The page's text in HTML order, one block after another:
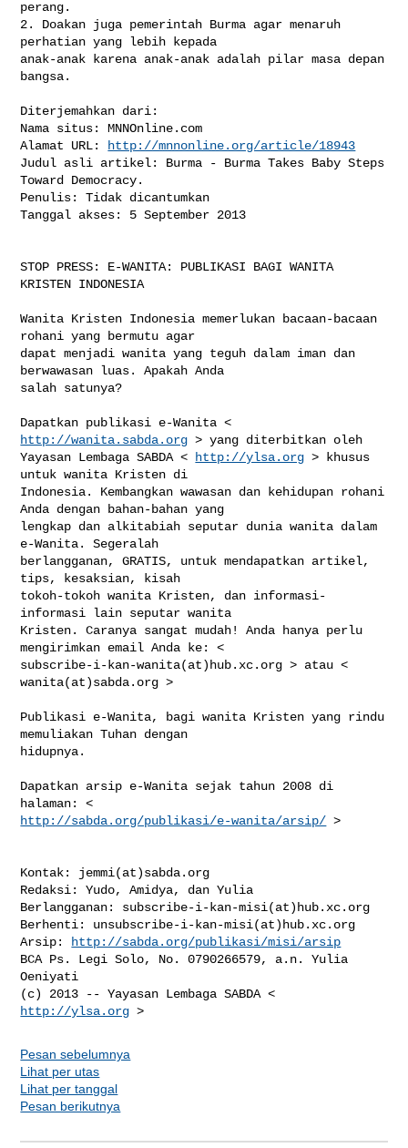
http://mnnonline.org/article/18943
Judul asli artikel: Burma - Burma Takes Baby Steps
Toward Democracy.
Penulis: Tidak dicantumkan
Tanggal akses: 5 September 2013
STOP PRESS: E-WANITA: PUBLIKASI BAGI WANITA
KRISTEN INDONESIA
Wanita Kristen Indonesia memerlukan bacaan-bacaan
rohani yang bermutu agar
dapat menjadi wanita yang teguh dalam iman dan
berwawasan luas. Apakah Anda
salah satunya?
http://wanita.sabda.org > yang diterbitkan oleh
Yayasan Lembaga SABDA <
http://ylsa.org > khusus
untuk wanita Kristen di
Indonesia. Kembangkan wawasan dan kehidupan rohani
Anda dengan bahan-bahan yang
lengkap dan alkitabiah seputar dunia wanita dalam
e-Wanita. Segeralah
berlangganan, GRATIS, untuk mendapatkan artikel,
tips, kesaksian, kisah
tokoh-tokoh wanita Kristen, dan informasi-
informasi lain seputar wanita
Kristen. Caranya sangat mudah! Anda hanya perlu
mengirimkan email Anda ke: <
subscribe-i-kan-wanita(at)hub.xc.org > atau <
wanita(at)sabda.org >
Publikasi e-Wanita, bagi wanita Kristen yang rindu
memuliakan Tuhan dengan
hidupnya.
Dapatkan arsip e-Wanita sejak tahun 2008 di
http://sabda.org/publikasi/e-wanita/arsip/ >
Kontak: jemmi(at)sabda.org
Redaksi: Yudo, Amidya, dan Yulia
Berlangganan: subscribe-i-kan-misi(at)hub.xc.org
Berhenti: unsubscribe-i-kan-misi(at)hub.xc.org
Arsip:
http://sabda.org/publikasi/misi/arsip
BCA Ps. Legi Solo, No. 0790266579, a.n. Yulia
Oeniyati
http://ylsa.org
Pesan sebelumnya
Lihat per utas
Lihat per tanggal
Pesan berikutnya